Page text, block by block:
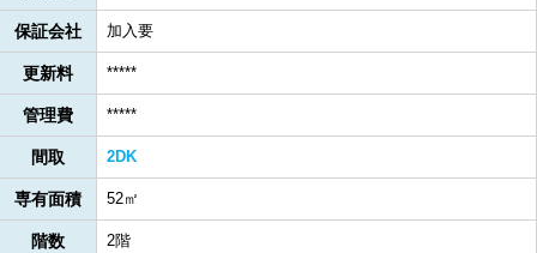
保証会社 加入要
更新料 *****
管理費 *****
間取 2DK
専有面積 52㎡
階数 2階